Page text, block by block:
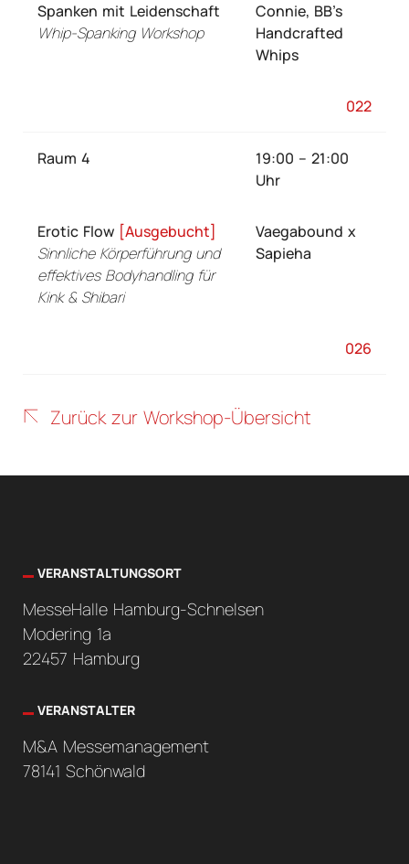
Spanken mit Leidenschaft
Whip-Spanking Workshop
Connie, BB’s
Handcrafted
Whips
022
Raum 4
19:00 – 21:00
Uhr
Erotic Flow [Ausgebucht]
Sinnliche Körperführung und
effektives Bodyhandling für
Kink & Shibari
Vaegabound x
Sapieha
026
Zurück zur Workshop-Übersicht
VERANSTALTUNGSORT
MesseHalle Hamburg-Schnelsen
Modering 1a
22457 Hamburg
VERANSTALTER
M&A Messemanagement
78141 Schönwald